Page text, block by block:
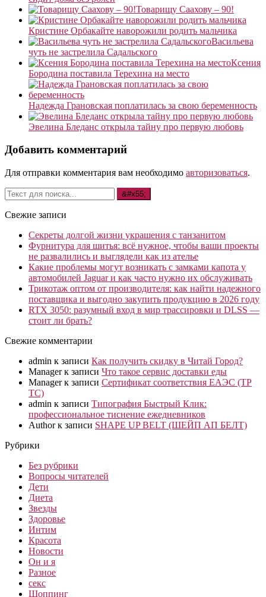
Товарищу Саахову – 90!
Кристине Орбакайте наворожили родить мальчика
Васильева
чуть не застрелила Садальского
Ксения
Бородина поставила Терехина на место
Надежда Грановская поплатилась за свою беременность
Эвелина Бледанс открыла тайну про первую любовь
Добавить комментарий
Для отправки комментария вам необходимо авторизоваться.
Свежие записи
Секреты долгой жизни украшения с танзанитом
Фурнитура для шитья: всё нужное, чтобы ваши проекты
не развалились и выглядели как из ателье
Какие проблемы могут возникать с замками капота у
автомобилей Jaguar и как часто нужно их обслуживать
Трикотаж оптом от производителя: как найти надежного
поставщика и выгодно закупить продукцию в 2026 году
RTX 3050: разумный вход в мир трассировки и DLSS —
стоит ли брать?
Свежие комментарии
admin к записи Как получить скидку в Читай Город?
Managerк записи Что такое сервис доставки еды
Managerк записи Сертификат соответствия ЕАЭС (ТР
ТС)
admin к записи Типография Быстрый Клик:
профессиональное тиснение ежедневников
Authorк записи SHAPE UP BELT (ШЕЙП АП БЕЛТ)
Рубрики
Без рубрики
Вопросы читателей
Дети
Диета
Звезды
Здоровье
Интим
Красота
Новости
Он и я
Разное
секс
Шоппинг